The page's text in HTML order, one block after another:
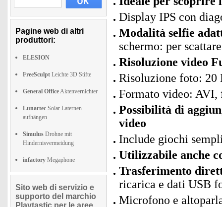
Pagine web di altri
produttori:
ELESION
FreeSculpt Leichte 3D Stifte
General OfficeAktenvernichter
Lunartec Solar Laternen
aufhängen
Simulus Drohne mit
Hindernisvermeidung
infactory Megaphone
Sito web di servizio e
supporto del marchio
Playtastic per le aree
Display IPS con
Modalità selfie
schermo: per
Risoluzione video
Risoluzione foto: 20
Formato video: AVI,
Possibilità di
video
Include giochi
Utilizzabile anche
Trasferimento
ricarica e dati USB
Microfono e